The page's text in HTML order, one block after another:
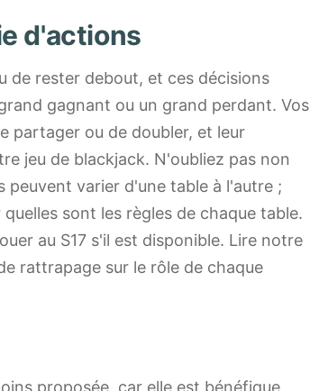
d'actions
de rester debout, et ces décisions
gagnant ou un grand perdant. Vos
partager ou de doubler, et leur
jeu de blackjack. N'oubliez pas non
peuvent varier d'une table à l'autre ;
sont les règles de chaque table.
au S17 s'il est disponible. Lire notre
rattrapage sur le rôle de chaque
proposée, car elle est bénéfique